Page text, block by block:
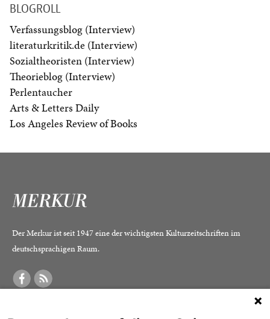
BLOGROLL
Verfassungsblog (Interview)
literaturkritik.de (Interview)
Sozialtheoristen (Interview)
Theorieblog (Interview)
Perlentaucher
Arts & Letters Daily
Los Angeles Review of Books
Der Merkur ist seit 1947 eine der wichtigsten Kulturzeitschriften im
deutschsprachigen Raum.